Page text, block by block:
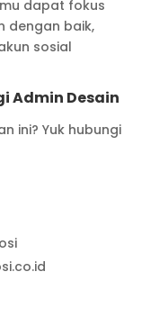
dapat fokus
dengan baik,
sosial
Admin Desain
ini? Yuk hubungi